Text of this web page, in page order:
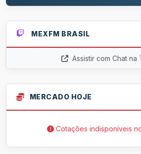
MEXFM BRASIL
Assistir com Chat na
MERCADO HOJE
Cotações indisponíveis